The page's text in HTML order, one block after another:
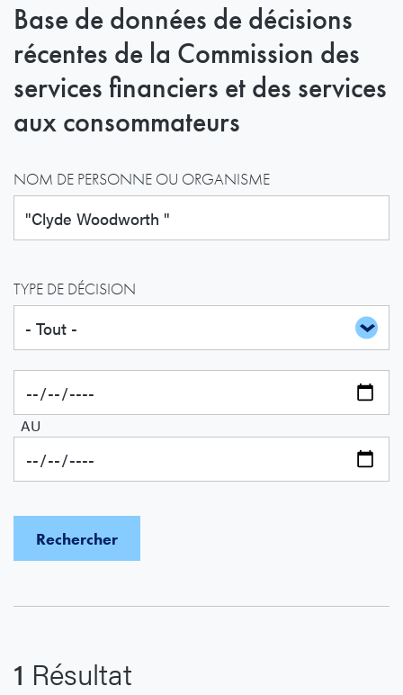
Base de données de décisions
récentes de la Commission des
services financiers et des services
aux consommateurs
NOM DE PERSONNE OU ORGANISME
TYPE DE DÉCISION
AU
1 Résultat